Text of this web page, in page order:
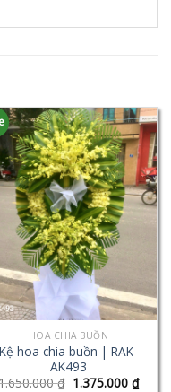
HOA CHIA BUỒN
Kệ hoa chia buồn | RAK-
AK493
₫ 1.375.000 ₫